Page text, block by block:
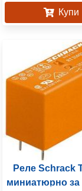
Купи
Реле Schrack
миниатюрно за